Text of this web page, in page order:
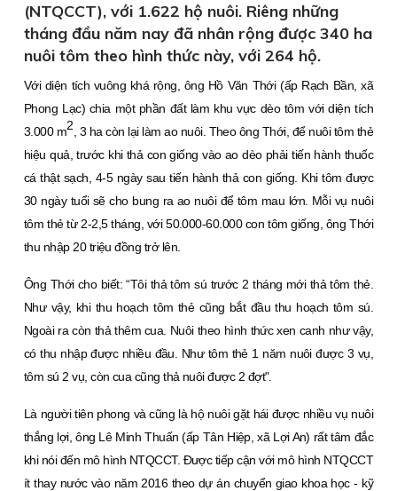
(NTQCCT), với 1.622 hộ nuôi. Riêng những
tháng đầu năm nay đã nhân rộng được 340 ha
nuôi tôm theo hình thức này, với 264 hộ.
Với diện tích vuông khá rộng, ông Hồ Văn Thới (ấp Rạch Bần, xã
Phong Lạc) chia một phần đất làm khu vực dèo tôm với diện tích
3.000 m2 , 3 ha còn lại làm ao nuôi. Theo ông Thới, để nuôi tôm thẻ
hiệu quả, trước khi thả con giống vào ao dèo phải tiến hành thuốc
cá thật sạch, 4-5 ngày sau tiến hành thả con giống. Khi tôm được
30 ngày tuổi sẽ cho bung ra ao nuôi để tôm mau lớn. Mỗi vụ nuôi
tôm thẻ từ 2-2,5 tháng, với 50.000-60.000 con tôm giống, ông Thới
thu nhập 20 triệu đồng trở lên.
Ông Thới cho biết: “Tôi thả tôm sú trước 2 tháng mới thả tôm thẻ.
Như vậy, khi thu hoạch tôm thẻ cũng bắt đầu thu hoạch tôm sú.
Ngoài ra còn thả thêm cua. Nuôi theo hình thức xen canh như vậy,
có thu nhập được nhiều đầu. Như tôm thẻ 1 năm nuôi được 3 vụ,
tôm sú 2 vụ, còn cua cũng thả nuôi được 2 đợt".
Là người tiên phong và cũng là hộ nuôi gặt hái được nhiều vụ nuôi
thắng lợi, ông Lê Minh Thuấn (ấp Tân Hiệp, xã Lợi An) rất tâm đắc
khi nói đến mô hình NTQCCT. Ðược tiếp cận với mô hình NTQCCT
ít thay nước vào năm 2016 theo dự án chuyển giao khoa học - kỹ